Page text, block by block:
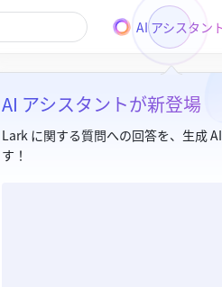
AI アシスタン
AI アシスタントが新登場
Lark に関する質問への回答を、生成
す！